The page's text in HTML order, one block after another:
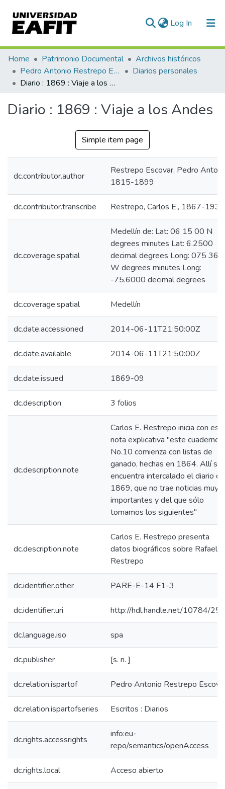
Log In (current)
Communities & Collections
All of DSpace
Home Patrimonio Documental
Archivos históricos
Pedro Antonio Restrepo Escovar
Diarios personales
Diario : 1869 : Viaje a los Andes
Diario : 1869 : Viaje a los Andes
Simple item page
dc.contributor.author
Restrepo Escovar, Pedro
1815-1899
dc.contributor.transcribe Restrepo, Carlos E., 1867-1937
dc.coverage.spatial
Medellín de: Lat: 06 15 00 N
degrees minutes Lat: 6.2500
decimal degrees Long: 075 36
W degrees minutes Long:
-75.6000 decimal degrees
dc.coverage.spatial Medellín
dc.date.accessioned 2014-06-11T21:50:00Z
dc.date.available 2014-06-11T21:50:00Z
dc.date.issued 1869-09
dc.description 3 folios
dc.description.note
Carlos E. Restrepo inicia con
nota explicativa "este cuaderno
No.10 comienza con listas de
ganado, hechas en 1864. Allí se
encuentra intercalado el diario de
1869, que no trae noticias muy
importantes y del que sólo
tomamos los siguientes"
dc.description.note
Carlos E. Restrepo presenta
datos biográficos sobre Rafael
Restrepo
dc.identifier.other PARE-E-14 F1-3
dc.identifier.uri http://hdl.handle.net/10784/
dc.language.iso spa
dc.publisher [s. n. ]
dc.relation.ispartof Pedro Antonio Restrepo
dc.relation.ispartofseries Escritos : Diarios
dc.rights.accessrights
info:eu-
repo/semantics/openAccess
dc.rights.local Acceso abierto